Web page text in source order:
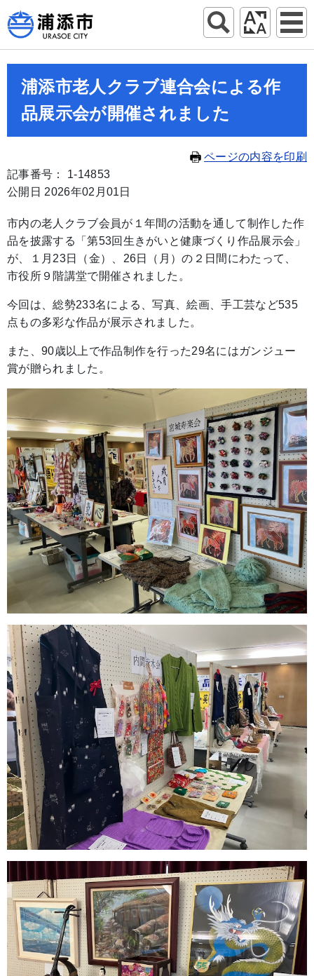
浦添市老人クラブ連合会による作
品展示会が開催されました
ページの内容を印刷
記事番号： 1-14853
公開日 2026年02月01日
市内の老人クラブ会員が１年間の活動を通して制作した作
品を披露する「第53回生きがいと健康づくり作品展示会」
が、１月23日（金）、26日（月）の２日間にわたって、
市役所９階講堂で開催されました。
今回は、総勢233名による、写真、絵画、手工芸など535
点もの多彩な作品が展示されました。
また、90歳以上で作品制作を行った29名にはガンジュー
賞が贈られました。